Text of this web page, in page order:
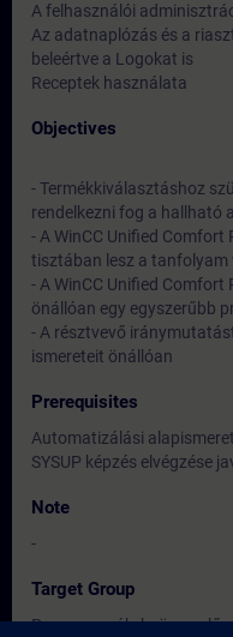
A felhasználói
Az adatnaplózás és a
beleértve a Logokat is
Receptek használata
Objectives
- Termékkiválasztáshoz
rendelkezni fog a hallható
- A WinCC Unified Comfort
tisztában lesz a tanfolyam
- A WinCC Unified Comfort
önállóan egy egyszerűbb
- A résztvevő
ismereteit önállóan
Prerequisites
Automatizálási
SYSUP képzés elvégzése
Note
-
Target Group
Programozók, beüzemelő